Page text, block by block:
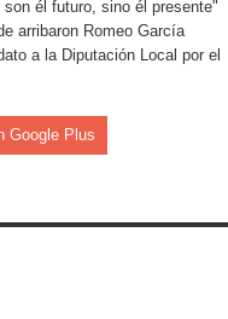
él futuro, sino él presente"
arribaron Romeo García
a la Diputación Local por el
Google Plus